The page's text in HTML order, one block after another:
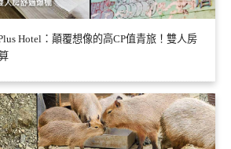
Hotel：顛覆想像的高CP值青旅！雙人房